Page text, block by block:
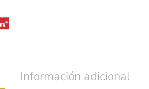
Información adicional